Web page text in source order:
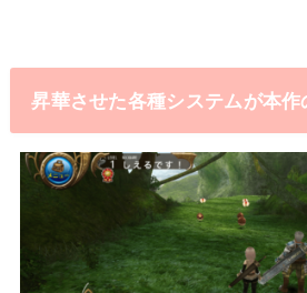
昇華させた各種システムが本作